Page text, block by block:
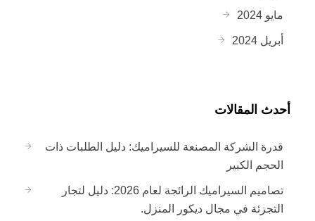
مايو 2024
أبريل 2024
أحدث المقالات
قدرة الشركة المصنعة للسيراميك: دليل الطلبات ذات
الحجم الكبير
تصاميم السيراميك الرائجة لعام 2026: دليل لتجار
التجزئة في مجال ديكور المنزل.